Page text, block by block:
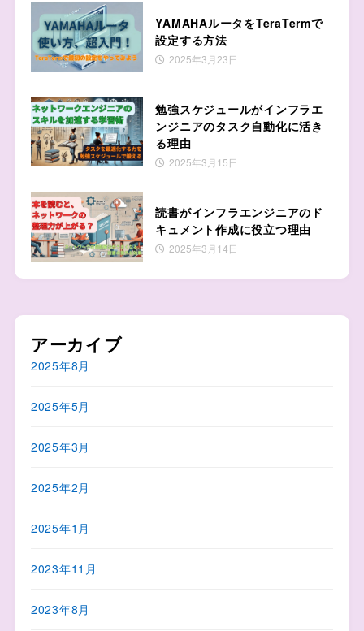
YAMAHAルータをTeraTermで
設定する方法
2025年3月23日
勉強スケジュールがインフラエ
ンジニアのタスク自動化に活き
る理由
2025年3月15日
読書がインフラエンジニアのド
キュメント作成に役立つ理由
2025年3月14日
アーカイブ
2025年8月
2025年5月
2025年3月
2025年2月
2025年1月
2023年11月
2023年8月